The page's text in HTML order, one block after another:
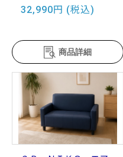
32,990円 (税込)
商品詳細